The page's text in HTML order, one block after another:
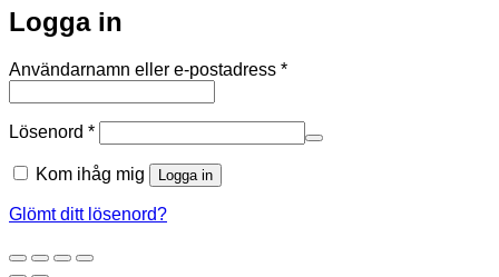
Logga in
Användarnamn eller e-postadress *Obligatoriskt
Lösenord *Obligatoriskt
Kom ihåg mig Logga in
Glömt ditt lösenord?